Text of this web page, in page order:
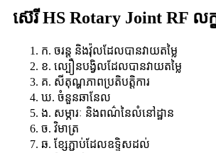
ស៊េរី HS Rotary Joint RF លក្
ក. ចរន្ត និងវ៉ុលដែលបានវាយតម្លៃ
ខ. ល្បឿនបង្វិលដែលបានវាយតម្លៃ
គ. សីតុណ្ហភាពប្រតិបត្តិការ
ឃ. ចំនួនឆានែល
ង. សម្ភារៈ និងពណ៌នៃលំនៅដ្ឋាន
ច. វិមាត្រ
ឆ. ខ្សែភ្ជាប់ដែលឧទ្ទិសដល់